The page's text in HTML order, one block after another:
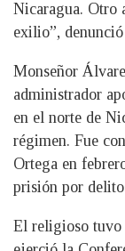
Nicaragua. Otro
exilio”,
Monseñor
administrador
en el norte de
régimen. Fue
Ortega en
prisión por
El religioso tuvo